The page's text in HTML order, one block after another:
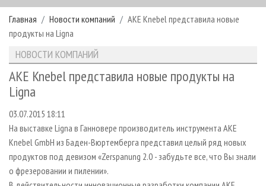
РУБРИКИ И ТЕМЫ
РУБРИКИ ЖУРНАЛА
ЛЕСНОЕ ХОЗЯЙСТВО
ЛЕСОЗАГОТОВКА
ЛЕСОПИЛЕНИЕ
СУШКА ДРЕВЕСИНЫ
ПРОИЗВОДСТВО ДРЕВЕСНЫХ ПЛИТ
ДЕРЕВЯННОЕ ДОМОСТРОЕНИЕ
НОВОСТИ
КАЛЕНДАРЬ СОБЫТИЙ
НОВОСТИ ЛПК
НОВОСТИ ЖУРНАЛА
ПРОЕКТЫ ЛПИ
АНАЛИТИКА
ПРЕДПРИЯТИЯ ЛПК
ПЕРСОНЫ
МОБИЛЬНЫЕ ВЫСТАВКИ
ОФИЦИАЛЬНЫЕ ДЕЛЕГАЦИИ
АРХИВ
АРХИВ ЖУРНАЛОВ
О ЖУРНАЛЕ
ПОДПИСКА
КОНТАКТЫ
РЕКЛАМОДАТЕЛЯМ
РЕКЛАМА
РЕКЛАМА НА САЙТЕ
Главная Новости компаний
AKE Knebel представила новые
продукты на Ligna
НОВОСТИ КОМПАНИЙ
AKE Knebel представила новые продукты на
Ligna
03.07.2015 18:11
На выставке Ligna в Ганновере производитель инструмента AKE
Knebel GmbH из Баден-Вюртемберга представил целый ряд новых
продуктов под девизом «Zerspanung 2.0 - забудьте все, что Вы знали
о фрезеровании и пилении».